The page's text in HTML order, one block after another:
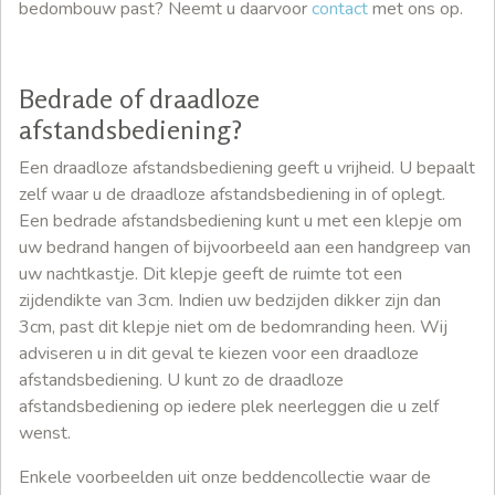
bedombouw past? Neemt u daarvoorcontactmet ons op.
Bedrade of draadloze
afstandsbediening?
Een draadloze afstandsbediening geeft u vrijheid. U bepaalt
zelf waar u de draadloze afstandsbediening in of oplegt.
Een bedrade afstandsbediening kunt u met een klepje om
uw bedrand hangen of bijvoorbeeld aan een handgreep van
uw nachtkastje. Dit klepje geeft de ruimte tot een
zijdendikte van 3cm. Indien uw bedzijden dikker zijn dan
3cm, past dit klepje niet om de bedomranding heen. Wij
adviseren u in dit geval te kiezen voor een draadloze
afstandsbediening. U kunt zo de draadloze
afstandsbediening op iedere plek neerleggen die u zelf
wenst.
Enkele voorbeelden uit onze beddencollectie waar de